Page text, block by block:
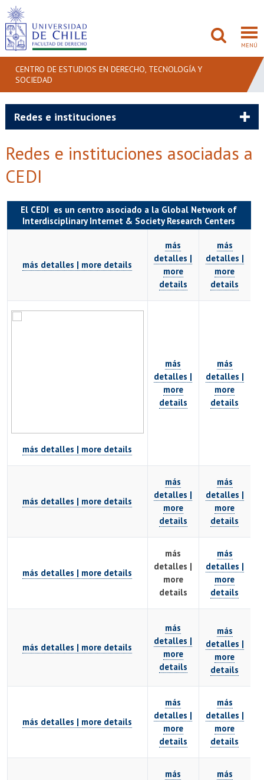
MENÚ
FACULTAD
PREGRADO
POSTGRADO
INVESTIGACIÓN
EXTENSIÓN
Estudiantes
CENTRO DE ESTUDIOS EN DERECHO, TECNOLOGÍA Y
SOCIEDAD
Redes e instituciones
Redes e instituciones asociadas a
CEDI
El CEDI es un centro asociado a la Global Network of
Interdisciplinary Internet & Society Research Centers
más detalles | more details
más
detalles |
more
details
más
detalles |
more
details
más detalles | more details
más
detalles |
more
details
más
detalles |
more
details
más detalles | more details
más
detalles |
more
details
más
detalles |
more
details
más detalles | more details
más
detalles |
more
details
más
detalles |
more
details
más detalles | more details
más
detalles |
more
details
más
detalles |
more
details
más detalles | more details
más
detalles |
more
details
más
detalles |
more
details
más
más